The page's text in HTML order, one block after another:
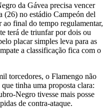
da Gávea precisa vencer
(26) no estádio Campeón del
final do tempo regulamentar,
terá de triunfar por dois ou
placar simples leva para as
a classificação fica com o
torcedores, o Flamengo não
tinha uma proposta clara:
Negro tivesse mais posse
de contra-ataque.